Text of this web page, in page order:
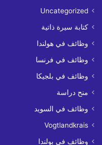
Uncategorized
كتابة سيرة ذاتية
وظائف في هولندا
وظائف في فرنسا
وظائف في بلجيكا
منح دراسة
وظائف في السويد
Vogtlandkrais
وظائف في بولندا